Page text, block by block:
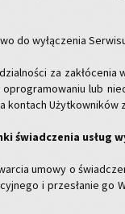
do wy­łą­cze­nia
za za­kłó­ce­nia
opro­gra­mo­wa­niu lub
kon­tach Użyt­kow­ni­ków
świad­cze­nia usług
umowy o
i prze­sła­nie go